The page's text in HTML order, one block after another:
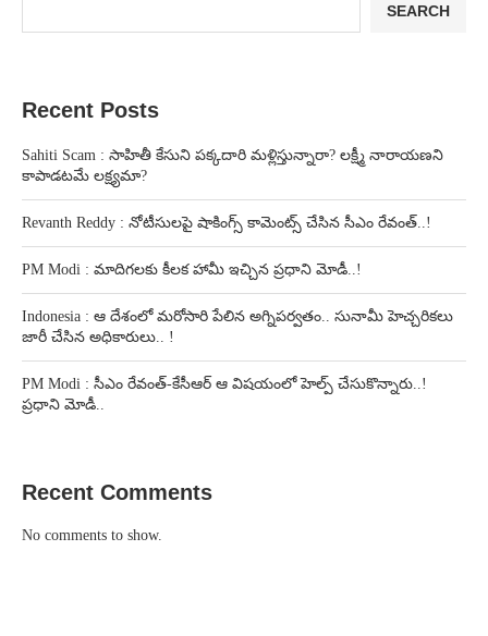
SEARCH
Recent Posts
Sahiti Scam : సాహితీ కేసుని పక్కదారి మళ్లిస్తున్నారా? లక్ష్మీ నారాయణని
కాపాడటమే లక్ష్యమా?
Revanth Reddy : నోటీసులపై షాకింగ్స్ కామెంట్స్ చేసిన సీఎం రేవంత్..!
PM Modi : మాదిగలకు కీలక హామీ ఇచ్చిన ప్రధాని మోడీ..!
Indonesia : ఆ దేశంలో మరోసారి పేలిన అగ్నిపర్వతం.. సునామీ హెచ్చరికలు
జారీ చేసిన అధికారులు.. !
PM Modi : సీఎం రేవంత్-కేసీఆర్ ఆ విషయంలో హెల్ప్ చేసుకొన్నారు..!
ప్రధాని మోడీ..
Recent Comments
No comments to show.